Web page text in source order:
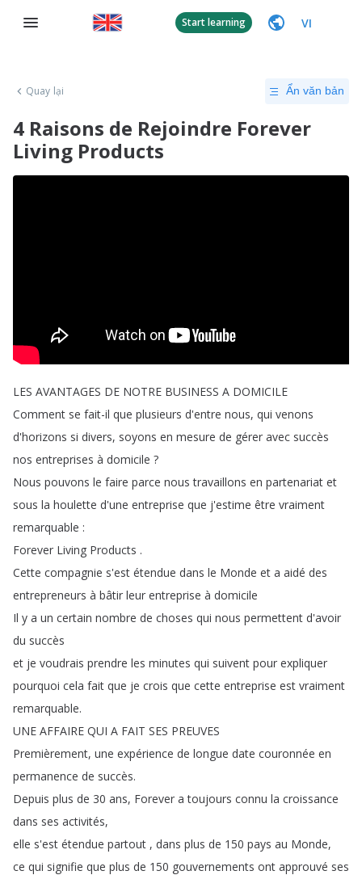
Start learning VI
Quay lại Ẩn văn bản
4 Raisons de Rejoindre Forever
Living Products
LES AVANTAGES DE NOTRE BUSINESS A DOMICILE
Comment se fait-il que plusieurs d'entre nous, qui venons
d'horizons si divers, soyons en mesure de gérer avec succès
nos entreprises à domicile ?
Nous pouvons le faire parce nous travaillons en partenariat et
sous la houlette d'une entreprise que j'estime être vraiment
remarquable :
Forever Living Products .
Cette compagnie s'est étendue dans le Monde et a aidé des
entrepreneurs à bâtir leur entreprise à domicile
Il y a un certain nombre de choses qui nous permettent d'avoir
du succès
et je voudrais prendre les minutes qui suivent pour expliquer
pourquoi cela fait que je crois que cette entreprise est vraiment
remarquable.
UNE AFFAIRE QUI A FAIT SES PREUVES
Premièrement, une expérience de longue date couronnée en
permanence de succès.
Depuis plus de 30 ans, Forever a toujours connu la croissance
dans ses activités,
elle s'est étendue partout , dans plus de 150 pays au Monde,
ce qui signifie que plus de 150 gouvernements ont approuvé ses